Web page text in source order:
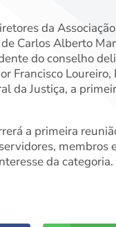
da
de Carlos Alberto
do conselho
Francisco Loureiro,
da Justiça, a
a primeira
membros
da categoria.